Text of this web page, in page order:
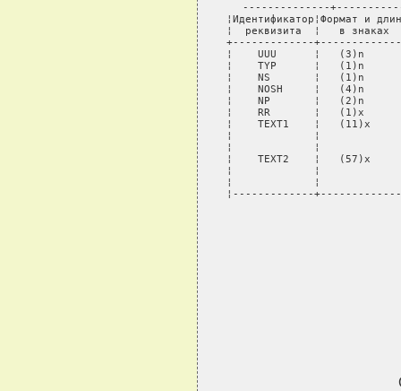
--------------
¦Идентификатор¦Формат и
¦  реквизита  ¦   в
+-------------
¦    UUU      ¦   (3)n
¦    TYP      ¦   (1)n
¦    NS       ¦   (1)n
¦    NOSH     ¦   (4)n
¦    NP       ¦   (2)n
¦    RR       ¦   (1)x
¦    TEXT1    ¦   (11)x
¦             ¦
¦             ¦
¦    TEXT2    ¦   (57)x
¦             ¦              ¦-
¦             ¦
¦-------------